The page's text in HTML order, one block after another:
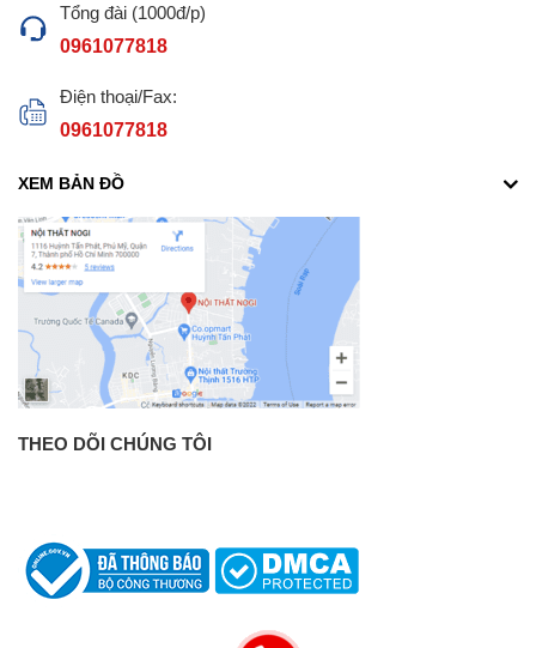
Tổng đài (1000đ/p)
0961077818
Điện thoại/Fax:
0961077818
XEM BẢN ĐỒ
THEO DÕI CHÚNG TÔI